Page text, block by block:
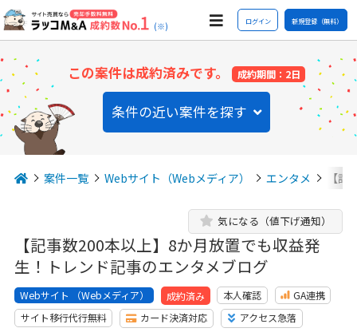
(※) ログイン 新規登録（無料）
この案件は成約済みです。 成約期間：2日
条件の近い案件を探す
案件一覧 Webサイト（Webメディア） エンタメ 【
【記事数200本以上】8か月放置でも収益発
生！トレンド記事のエンタメブログ
気になる（値下げ通知）
Webサイト （Webメディア） 成約済み 本人確認
GA連携
サイト移行代行無料
カード決済対応 アクセス急落